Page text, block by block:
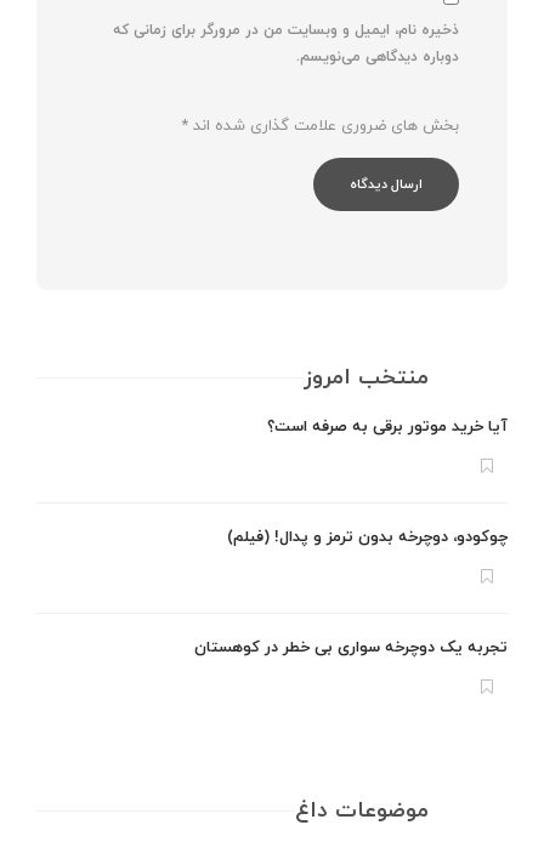
ذخیره نام، ایمیل و وبسایت من در مرورگر برای زمانی که
دوباره دیدگاهی می‌نویسم.
بخش های ضروری علامت گذاری شده اند *
منتخب امروز
آیا خرید موتور برقی به صرفه است؟
چوکودو، دوچرخه بدون ترمز و پدال! (فیلم)
تجربه یک دوچرخه سواری بی خطر در کوهستان
موضوعات داغ